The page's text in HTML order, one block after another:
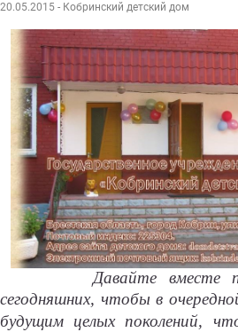
20.05.2015 - Кобринский детский дом
Давайте вместе
сегодняшних, чтобы в
будущим целых поколений,